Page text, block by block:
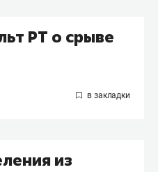
РТ о срыве
из